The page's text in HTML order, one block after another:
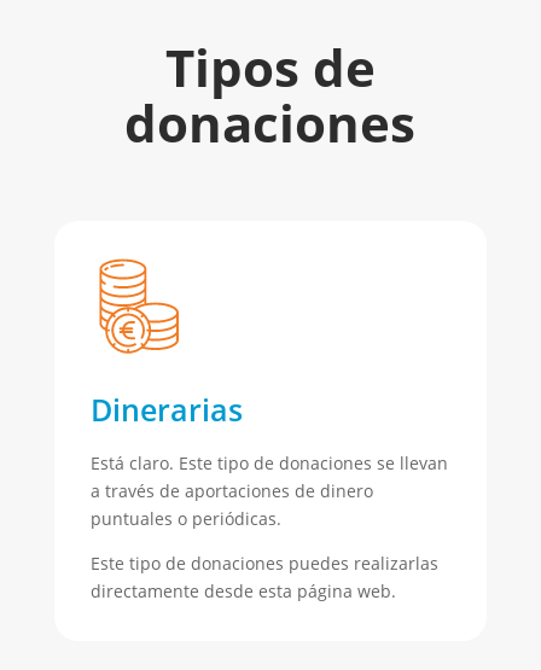
Tipos de
donaciones
Dinerarias
Está claro. Este tipo de donaciones se llevan
a través de aportaciones de dinero
puntuales o periódicas.
Este tipo de donaciones puedes realizarlas
directamente desde esta página web.